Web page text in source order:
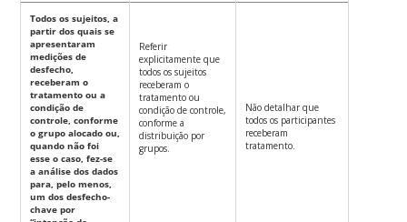
Todos os sujeitos, a
partir dos quais se
apresentaram
medições de
desfecho,
receberam o
tratamento ou a
condição de
controle, conforme
o grupo alocado ou,
quando não foi
esse o caso, fez-se
a análise dos dados
para, pelo menos,
um dos desfecho-
chave por
Referir
explicitamente que
todos os sujeitos
receberam o
tratamento ou
condição de controle,
conforme a
distribuição por
grupos.
Não detalhar que
todos os participantes
receberam
tratamento.